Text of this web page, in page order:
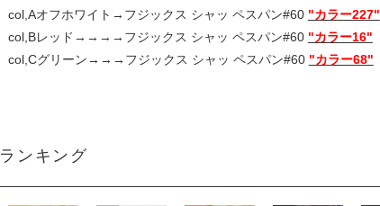
col,Aオフホワイト→フジックス シャッ ペスパン#60 "カラー227"
col,Bレッド→→→→フジックス シャッ ペスパン#60 "カラー16"
col,Cグリーン→→→フジックス シャッ ペスパン#60 "カラー68"
ランキング